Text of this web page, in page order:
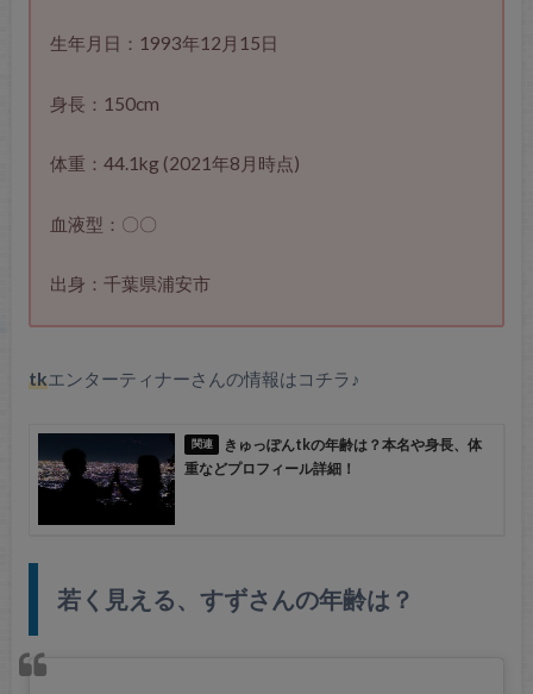
生年月日：1993年12月15日
身長：150cm
体重：44.1kg (2021年8月時点)
血液型：〇〇
出身：千葉県浦安市
tkエンターティナーさんの情報はコチラ♪
きゅっぽんtkの年齢は？本名や身長、体
重などプロフィール詳細！
若く見える、すずさんの年齢は？